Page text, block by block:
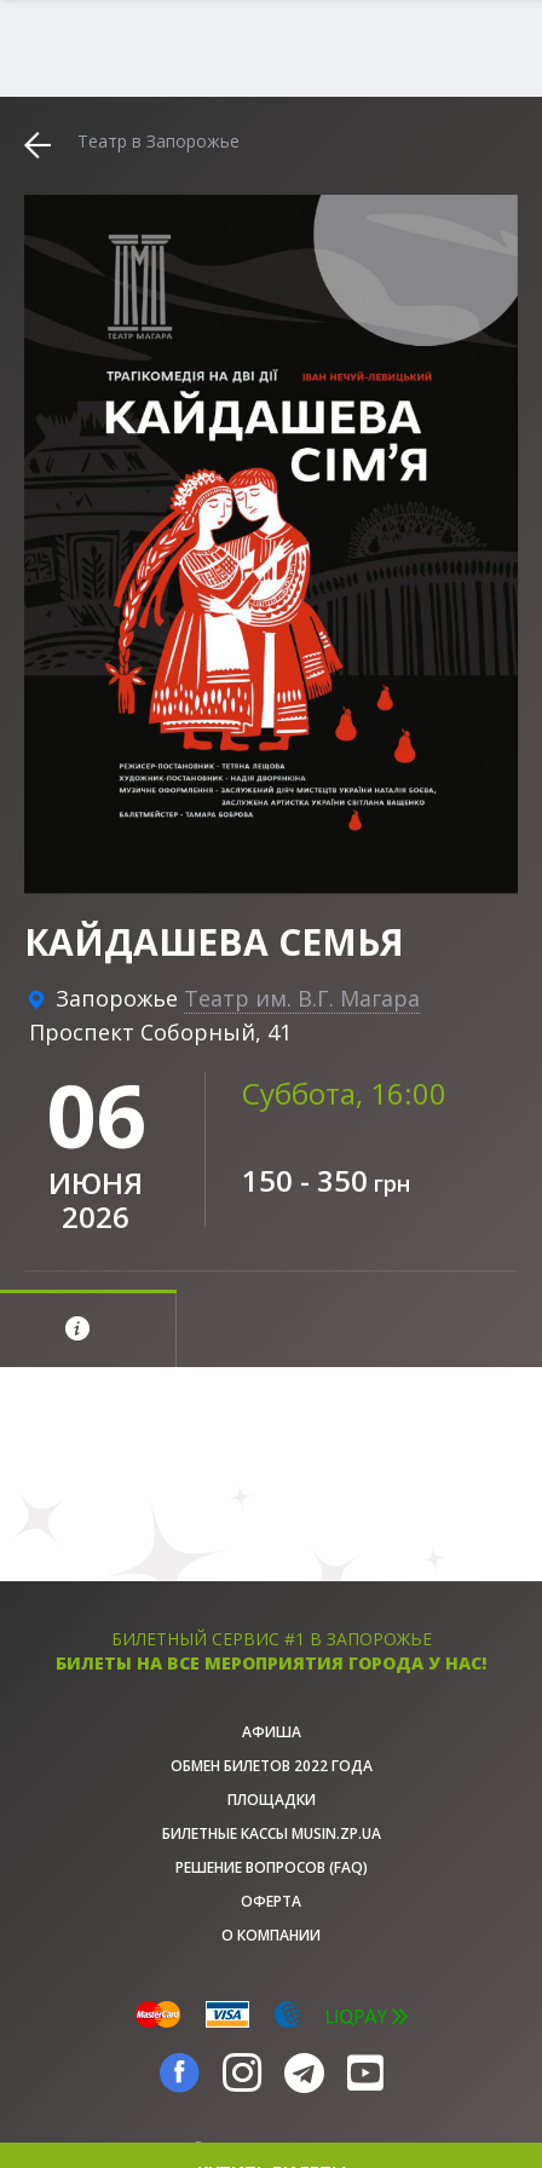
Театр в Запорожье
КАЙДАШЕВА СЕМЬЯ
Запорожье Театр им. В.Г. Магара
Проспект Соборный, 41
06
ИЮНЯ
2026
Суббота, 16:00
150 - 350 грн
БИЛЕТНЫЙ СЕРВИС #1 В ЗАПОРОЖЬЕ
БИЛЕТЫ НА ВСЕ МЕРОПРИЯТИЯ ГОРОДА У НАС!
АФИША
ОБМЕН БИЛЕТОВ 2022 ГОДА
ПЛОЩАДКИ
БИЛЕТНЫЕ КАССЫ MUSIN.ZP.UA
РЕШЕНИЕ ВОПРОСОВ (FAQ)
ОФЕРТА
О КОМПАНИИ
© musin.zp.ua, 2026